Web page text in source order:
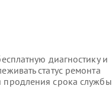
диагностику и
статус ремонта
продления срока службы